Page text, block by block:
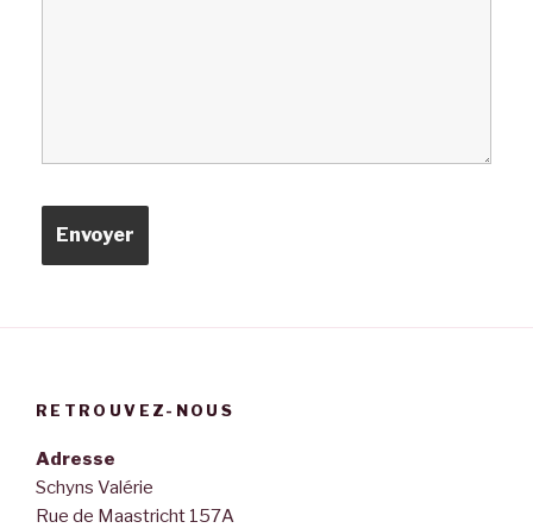
RETROUVEZ-NOUS
Adresse
Schyns Valérie
Rue de Maastricht 157A